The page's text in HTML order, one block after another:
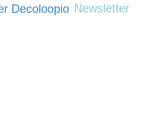
Newsletter